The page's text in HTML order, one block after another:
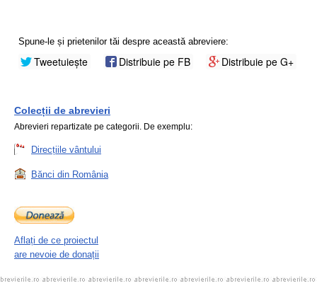
Spune-le și prietenilor tăi despre această abreviere:
Tweetuiește Distribuie pe FB Distribuie pe G+
Colecții de abrevieri
Abrevieri repartizate pe categorii. De exemplu:
Direcțiile vântului
Bănci din România
Aflați de ce proiectul
are nevoie de donații